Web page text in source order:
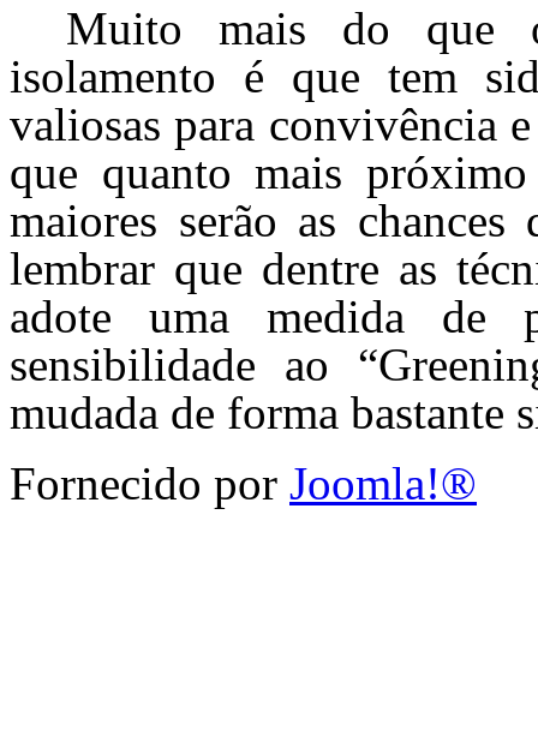
Muito mais do que
isolamento é que tem
valiosas para convivência
que quanto mais
maiores serão as
lembrar que dentre as
adote uma medida de
sensibilidade ao
mudada de forma bastante
Fornecido por Joomla!®